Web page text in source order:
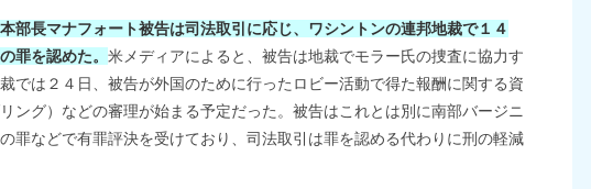
部長マナフォート被告は司法取引に応じ、ワシントンの連邦地裁で１４
罪を認めた。 米メディアによると、被告は地裁でモラー氏の捜査に協力す
では２４日、被告が外国のために行ったロビー活動で得た報酬に関する資
ング）などの審理が始まる予定だった。被告はこれとは別に南部バージニ
罪などで有罪評決を受けており、司法取引は罪を認める代わりに刑の軽減